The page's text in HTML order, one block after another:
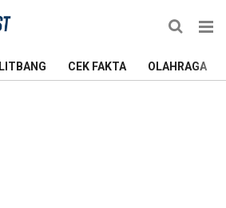
LITBANG CEK FAKTA OLAHRAGA